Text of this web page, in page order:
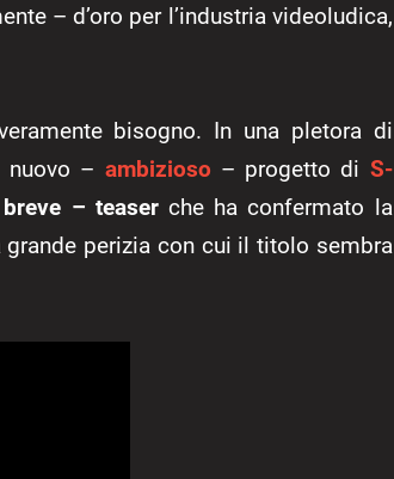
– d’oro per l’industria videoludica,
bisogno. In una pletora di
nuovo – ambizioso – progetto di S-
– teaserche ha confermato la
perizia con cui il titolo sembra